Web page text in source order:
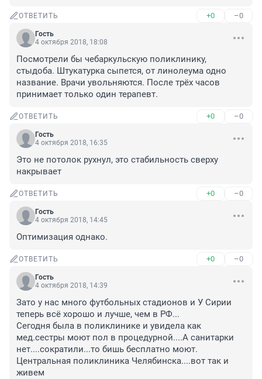
ОТВЕТИТЬ +0 –0
Гость
4 октября 2018, 18:08
Посмотрели бы чебаркульскую поликлинику,
стыдоба. Штукатурка сыпется, от линолеума одно
название. Врачи увольняются. После трёх часов
принимает только один терапевт.
ОТВЕТИТЬ +0 –0
Гость
4 октября 2018, 16:35
Это не потолок рухнул, это стабильность сверху
накрывает
ОТВЕТИТЬ +0 –0
Гость
4 октября 2018, 14:45
Оптимизация однако.
ОТВЕТИТЬ +0 –0
Гость
4 октября 2018, 14:39
Зато у нас много футбольных стадионов и У Сирии
теперь всё хорошо и лучше, чем в РФ...
Сегодня была в поликлинике и увидела как
мед.сестры моют пол в процедурной....А санитарки
нет....сократили...то бишь бесплатно моют.
Центральная поликлиника Челябинска....вот так и
живем